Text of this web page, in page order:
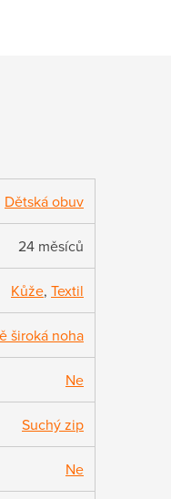
Dětská obuv
24 měsíců
Kůže, Textil
široká noha
Ne
Suchý zip
Ne